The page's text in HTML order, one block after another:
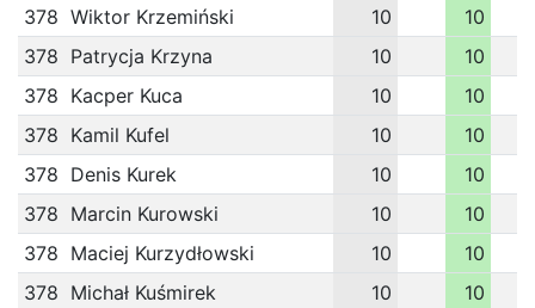
378 Wiktor Krzemiński 10
10
378 Patrycja Krzyna 10
10
378 Kacper Kuca 10
10
378 Kamil Kufel 10
10
378 Denis Kurek 10
10
378 Marcin Kurowski 10
10
378 Maciej Kurzydłowski 10
10
378 Michał Kuśmirek 10
10